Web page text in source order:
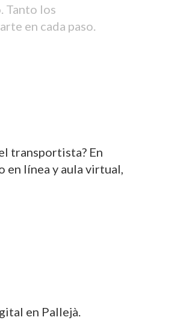
Tanto los
en cada paso.
transportista? En
en línea y aula virtual,
en Pallejà.